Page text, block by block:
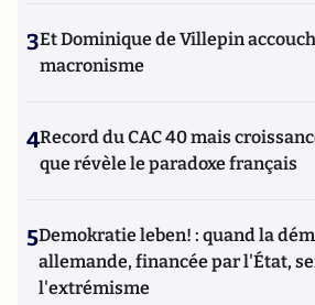
3Et Dominique de Villepin
macronisme
4Record du CAC 40 mais
que révèle le paradoxe français
5Demokratie leben! : quand la
allemande, financée par l'État,
l'extrémisme